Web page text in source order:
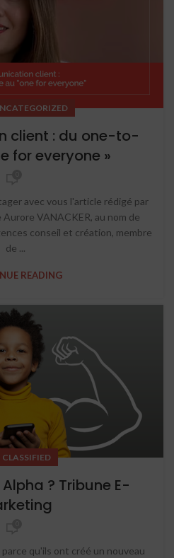
client : du one-to-
for everyone »
avec vous l'article rédigé par
VANACKER, au nom de
conseil et création, membre
de ...
READING
? Tribune E-
qu'ils ont créé un nouveau